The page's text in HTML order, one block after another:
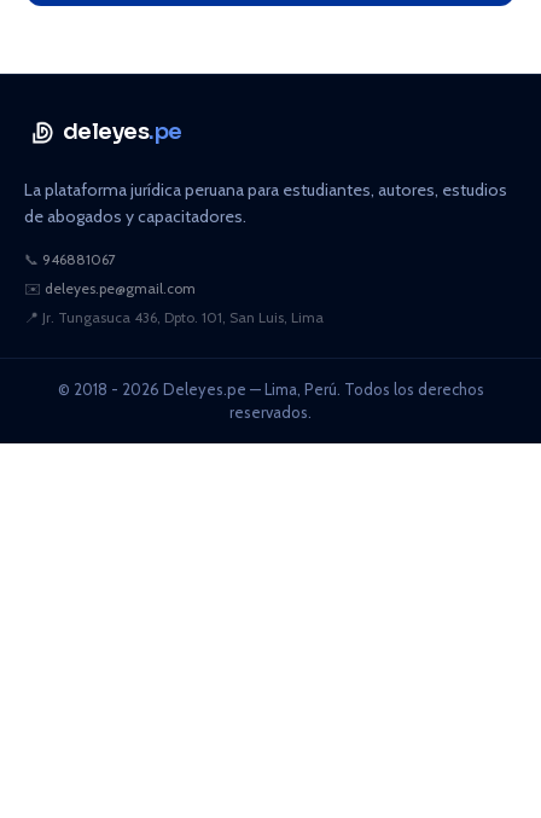
deleyes.pe
La plataforma jurídica peruana para estudiantes, autores, estudios
de abogados y capacitadores.
📞 946881067
✉️ deleyes.pe@gmail.com
📍 Jr. Tungasuca 436, Dpto. 101, San Luis, Lima
© 2018 - 2026 Deleyes.pe — Lima, Perú. Todos los derechos
reservados.